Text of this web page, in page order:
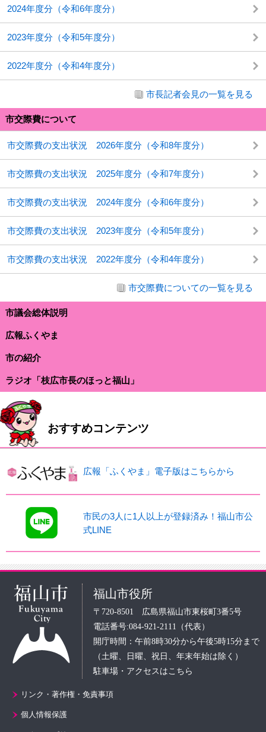
2024年度分（令和6年度分）
2023年度分（令和5年度分）
2022年度分（令和4年度分）
市長記者会見の一覧を見る
市交際費について
市交際費の支出状況 2026年度分（令和8年度分）
市交際費の支出状況 2025年度分（令和7年度分）
市交際費の支出状況 2024年度分（令和6年度分）
市交際費の支出状況 2023年度分（令和5年度分）
市交際費の支出状況 2022年度分（令和4年度分）
市交際費についての一覧を見る
市議会総体説明
広報ふくやま
市の紹介
ラジオ「枝広市長のほっと福山」
おすすめコンテンツ
広報「ふくやま」電子版はこちらから
市民の3人に1人以上が登録済み！福山市公
式LINE
福山市役所
〒720-8501 広島県福山市東桜町3番5号
電話番号:084-921-2111（代表）
開庁時間：午前8時30分から午後5時15分まで
（土曜、日曜、祝日、年末年始は除く）
駐車場・アクセスはこちら
リンク・著作権・免責事項
個人情報保護